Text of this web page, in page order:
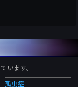
います。
孤虫症